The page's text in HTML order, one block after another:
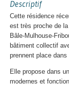
Descriptif
Cette résidence
est très proche de
Bâle-Mulhouse-
bâtiment collectif
prennent place dans
Elle propose dans
modernes et